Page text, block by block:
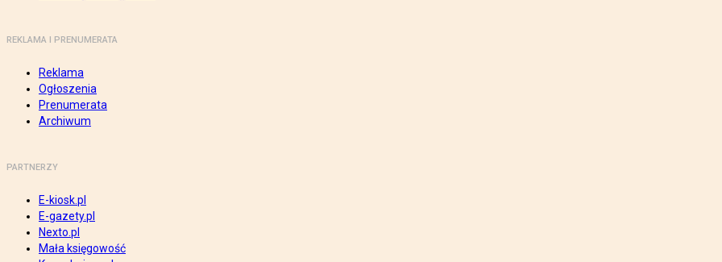
REKLAMA I PRENUMERATA
Reklama
Ogłoszenia
Prenumerata
Archiwum
PARTNERZY
E-kiosk.pl
E-gazety.pl
Nexto.pl
Mała księgowość